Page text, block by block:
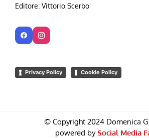
Editore: Vittorio Scerbo
Privacy Policy Cookie Policy
© Copyright 2024 Domenica
powered bySocial Media